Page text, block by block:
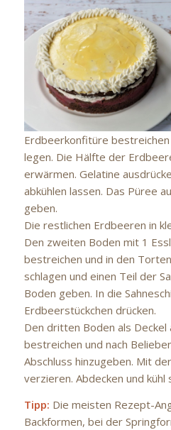
Erdbeerkonfitüre
legen. Die Hälfte der
erwärmen. Gelatine
abkühlen lassen. Das Püree
geben.
Die restlichen Erdbeeren in
Den zweiten Boden mit 1
bestreichen und in den
schlagen und einen Teil der
Boden geben. In die
Erdbeerstückchen drücken.
Den dritten Boden als Deckel
bestreichen und nach
Abschluss hinzugeben. Mit
verzieren. Abdecken und kühl
Tipp: Die meisten Rezept-
Backformen, bei der